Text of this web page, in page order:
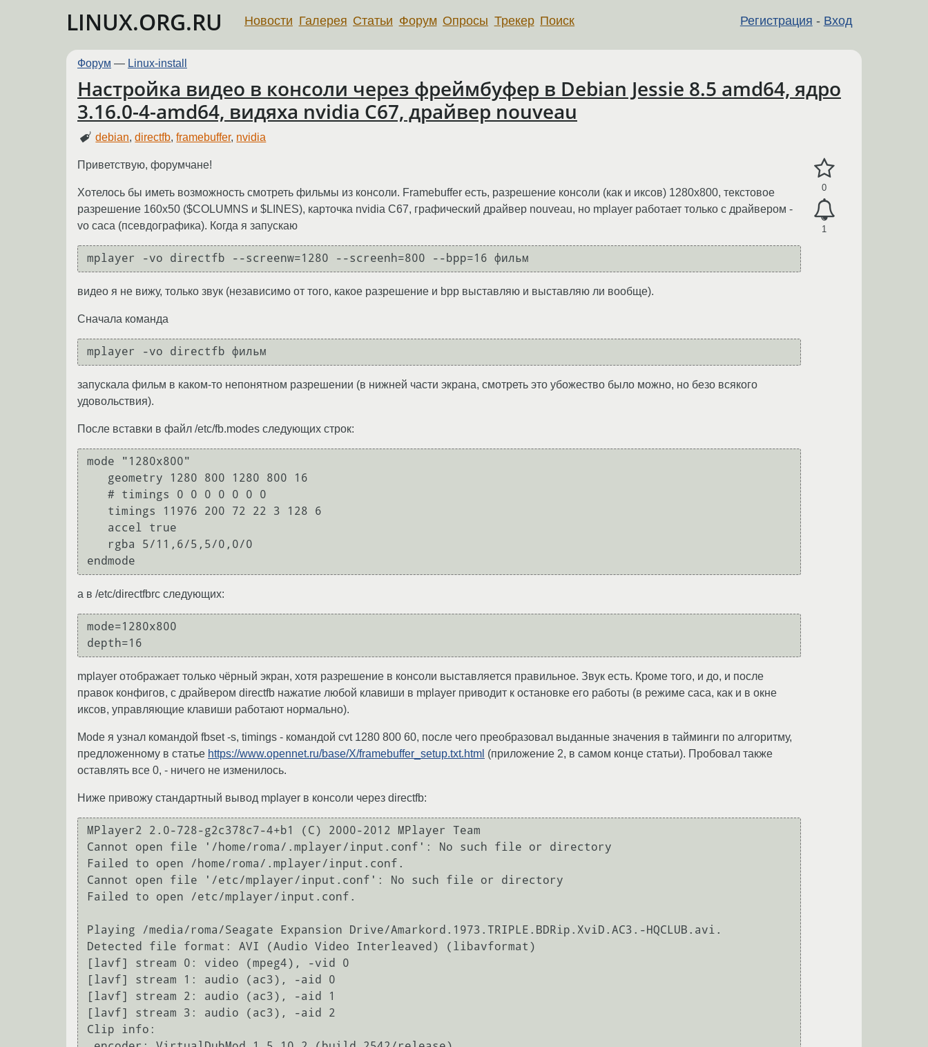
LINUX.ORG.RU Регистрация - Вход
Новости Галерея Статьи Форум Опросы Трекер Поиск
Форум — Linux-install
Настройка видео в консоли через фреймбуфер в Debian Jessie 8.5 amd64, ядро
3.16.0-4-amd64, видяха nvidia C67, драйвер nouveau
debian,directfb,framebuffer, nvidia
0
1
Приветствую, форумчане!
Хотелось бы иметь возможность смотреть фильмы из консоли. Framebuffer есть, разрешение консоли (как и иксов) 1280x800, текстовое
разрешение 160x50 ($COLUMNS и $LINES), карточка nvidia C67, графический драйвер nouveau, но mplayer работает только с драйвером -
vo caca (псевдографика). Когда я запускаю
видео я не вижу, только звук (независимо от того, какое разрешение и bpp выставляю и выставляю ли вообще).
Сначала команда
запускала фильм в каком-то непонятном разрешении (в нижней части экрана, смотреть это убожество было можно, но безо всякого
удовольствия).
После вставки в файл /etc/fb.modes следующих строк:
mode "1280x800"
а в /etc/directfbrc следующих:
mode=1280x800
mplayer отображает только чёрный экран, хотя разрешение в консоли выставляется правильное. Звук есть. Кроме того, и до, и после
правок конфигов, с драйвером directfb нажатие любой клавиши в mplayer приводит к остановке его работы (в режиме caca, как и в окне
иксов, управляющие клавиши работают нормально).
Mode я узнал командой fbset -s, timings - командой cvt 1280 800 60, после чего преобразовал выданные значения в тайминги по алгоритму,
предложенному в статье https://www.opennet.ru/base/X/framebuffer_setup.txt.html (приложение 2, в самом конце статьи). Пробовал также
оставлять все 0, - ничего не изменилось.
Ниже привожу стандартный вывод mplayer в консоли через directfb:
MPlayer2 2.0-728-g2c378c7-4+b1 (C) 2000-2012 MPlayer Team
Cannot open file '/home/roma/.mplayer/input.conf': No such file or directory
Failed to open /home/roma/.mplayer/input.conf.
Cannot open file '/etc/mplayer/input.conf': No such file or directory
Failed to open /etc/mplayer/input.conf.
Playing /media/roma/Seagate Expansion Drive/Amarkord.1973.TRIPLE.BDRip.XviD.AC3.-HQCLUB.avi.
Detected file format: AVI (Audio Video Interleaved) (libavformat)
[lavf] stream 0: video (mpeg4), -vid 0
[lavf] stream 1: audio (ac3), -aid 0
[lavf] stream 2: audio (ac3), -aid 1
[lavf] stream 3: audio (ac3), -aid 2
Clip info: